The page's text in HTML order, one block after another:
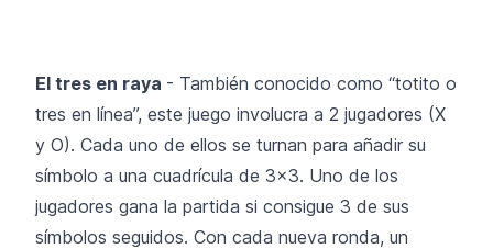
El tres en raya - También conocido como “totito o
tres en línea”, este juego involucra a 2 jugadores (X
y O). Cada uno de ellos se turnan para añadir su
símbolo a una cuadrícula de 3x3. Uno de los
jugadores gana la partida si consigue 3 de sus
símbolos seguidos. Con cada nueva ronda, un